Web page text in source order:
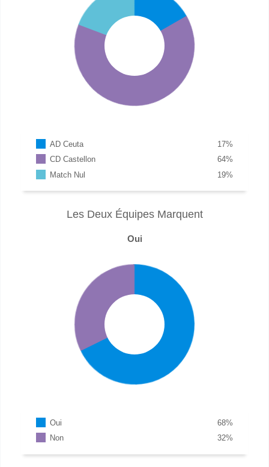
AD Ceuta %
17
CD Castellon
%
64
Match Nul
%
19
Les Deux Équipes Marquent
Oui
Oui %
68
Non
%
32